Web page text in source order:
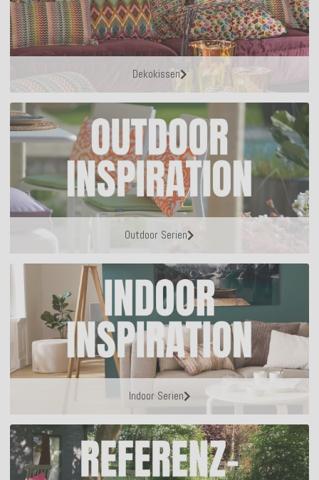
Dekokissen
Outdoor Serien
Indoor Serien